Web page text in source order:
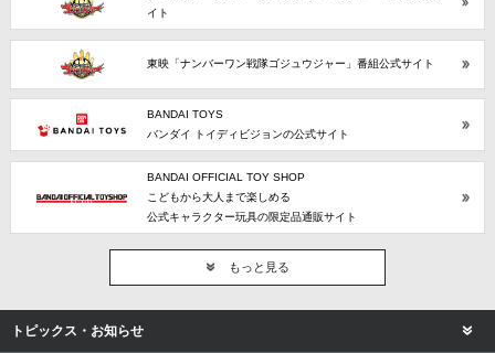
イト
東映「ナンバーワン戦隊ゴジュウジャー」番組公式サイト
BANDAI TOYS
バンダイ トイディビジョンの公式サイト
BANDAI OFFICIAL TOY SHOP
こどもから大人まで楽しめる
公式キャラクター玩具の限定品通販サイト
もっと見る
トピックス・お知らせ